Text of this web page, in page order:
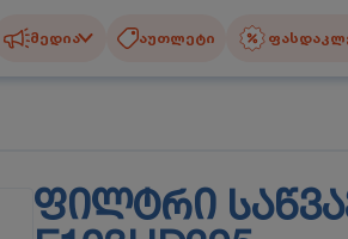
მედია აუთლეტი
ᲤᲘᲚᲢᲠᲘ